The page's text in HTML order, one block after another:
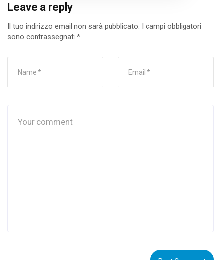
Leave a reply
Il tuo indirizzo email non sarà pubblicato. I campi obbligatori
sono contrassegnati *